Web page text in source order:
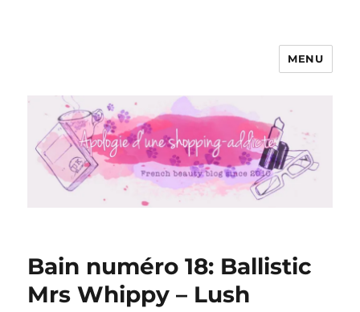
Apologie d'une Shopping-addicte
MENU
Bain numéro 18: Ballistic
Mrs Whippy – Lush